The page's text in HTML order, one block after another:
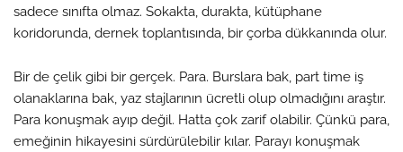
sadece sınıfta olmaz. Sokakta, durakta, kütüphane
koridorunda, dernek toplantısında, bir çorba dükkanında olur.
Bir de çelik gibi bir gerçek. Para. Burslara bak, part time iş
olanaklarına bak, yaz stajlarının ücretli olup olmadığını araştır.
Para konuşmak ayıp değil. Hatta çok zarif olabilir. Çünkü para,
emeğinin hikayesini sürdürülebilir kılar. Parayı konuşmak